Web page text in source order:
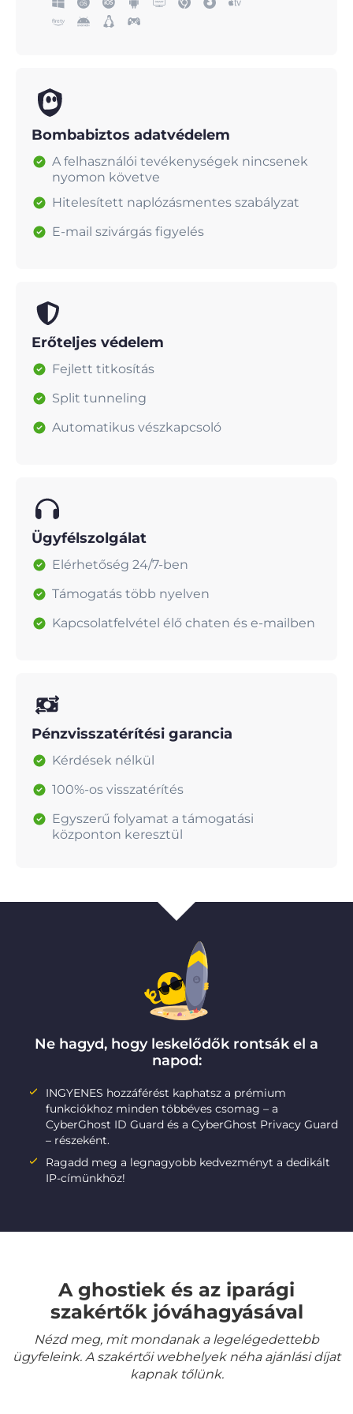
Bombabiztos adatvédelem
A felhasználói tevékenységek nincsenek
nyomon követve
Hitelesített naplózásmentes szabályzat
E-mail szivárgás figyelés
Erőteljes védelem
Fejlett titkosítás
Split tunneling
Automatikus vészkapcsoló
Ügyfélszolgálat
Elérhetőség 24/7-ben
Támogatás több nyelven
Kapcsolatfelvétel élő chaten és e-mailben
Pénzvisszatérítési garancia
Kérdések nélkül
100%-os visszatérítés
Egyszerű folyamat a támogatási
központon keresztül
Ne hagyd, hogy leskelődők rontsák el a
napod:
INGYENES hozzáférést kaphatsz a prémium
funkciókhoz minden többéves csomag – a
CyberGhost ID Guard és a CyberGhost Privacy Guard
– részeként.
Ragadd meg a legnagyobb kedvezményt a dedikált
IP-címünkhöz!
A ghostiek és az iparági
szakértők jóváhagyásával
Nézd meg, mit mondanak a legelégedettebb
ügyfeleink. A szakértői webhelyek néha ajánlási díjat
kapnak tőlünk.